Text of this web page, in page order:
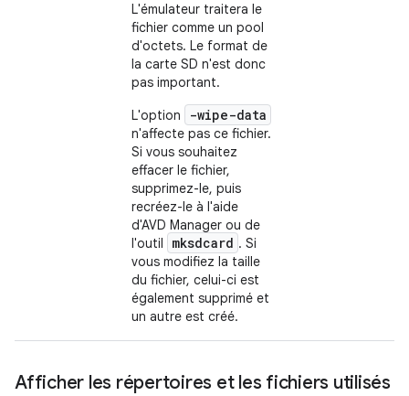
L'émulateur traitera le
fichier comme un pool
d'octets. Le format de
la carte SD n'est donc
pas important.
L'option
-wipe-data
n'affecte pas ce fichier.
Si vous souhaitez
effacer le fichier,
supprimez-le, puis
recréez-le à l'aide
d'AVD Manager ou de
l'outil
mksdcard . Si
vous modifiez la taille
du fichier, celui-ci est
également supprimé et
un autre est créé.
Afficher les répertoires et les fichiers utilisés